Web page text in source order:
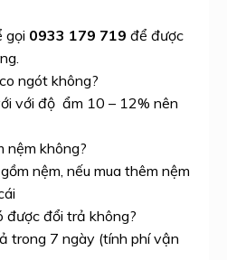
gọi 0933 179 719 để được
ngót không?
với độ ẩm 10 – 12% nên
nệm không?
nệm, nếu mua thêm nệm
được đổi trả không?
trong 7 ngày (tính phí vận